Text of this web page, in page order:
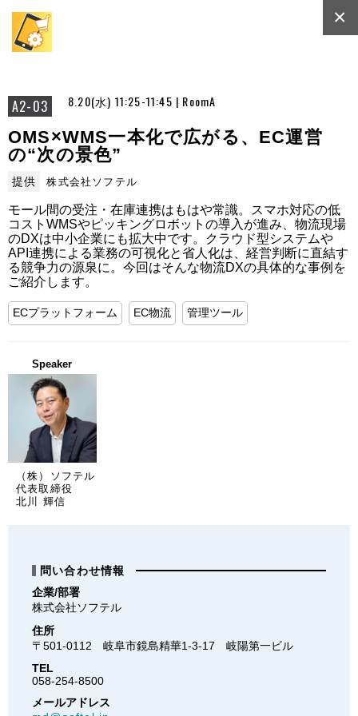
A2-03 8.20(水) 11:25-11:45 | RoomA
×
OMS×WMS一本化で広がる、EC運営
の“次の景色”
提供 株式会社ソフテル
モール間の受注・在庫連携はもはや常識。スマホ対応の低
コストWMSやピッキングロボットの導入が進み、物流現場
のDXは中小企業にも拡大中です。クラウド型システムや
API連携による業務の可視化と省人化は、経営判断に直結す
る競争力の源泉に。今回はそんな物流DXの具体的な事例を
ご紹介します。
ECプラットフォーム EC物流 管理ツール
Speaker
（株）ソフテル
代表取締役
北川 輝信
問い合わせ情報
企業/部署
株式会社ソフテル
住所
〒501-0112　岐阜市鏡島精華1-3-17　岐陽第一ビル
TEL
058-254-8500
メールアドレス